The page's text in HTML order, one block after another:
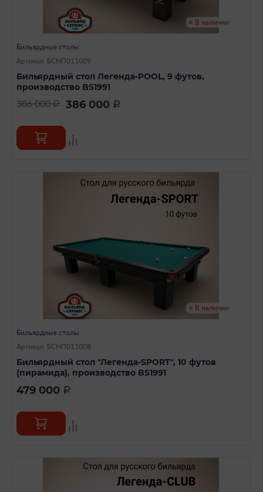
В наличии
Бильярдные столы
Артикул: БСHП011009
Бильярдный стол Легенда-POOL, 9 футов,
производство BS1991
386 000a 386 000 a
В наличии
Бильярдные столы
Артикул: БСНП011008
Бильярдный стол "Легенда-SPORT", 10 футов
(пирамида), производство BS1991
479 000 a